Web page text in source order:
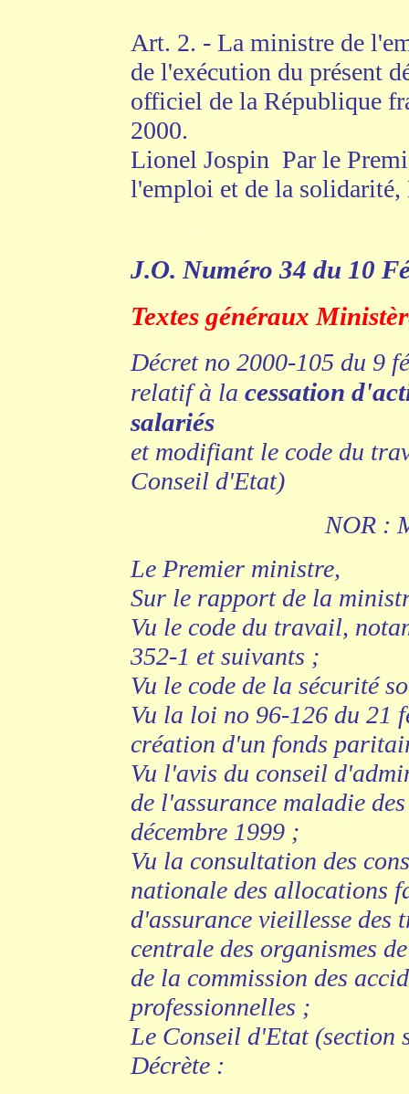
Art. 2. - La ministre de
de l'exécution du présent
officiel de la République
2000.
Lionel Jospin Par le
l'emploi et de la
.
J.O. Numéro 34 du 10
Textes généraux
Décret no 2000-105 du 9
relatif à la cessation
salariés
et modifiant le code du
Conseil d'Etat)
NOR :
Le Premier ministre,
Sur le rapport de la
Vu le code du travail,
352-1 et suivants ;
Vu le code de la sécurité
Vu la loi no 96-126 du 21
création d'un fonds
Vu l'avis du conseil
de l'assurance maladie
décembre 1999 ;
Vu la consultation des
nationale des allocations
d'assurance vieillesse
centrale des organismes
de la commission des
professionnelles ;
Le Conseil d'Etat (section
Décrète :